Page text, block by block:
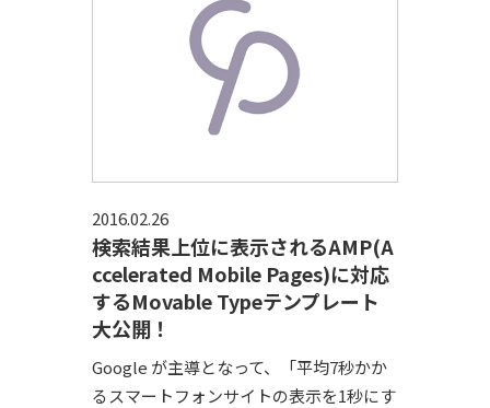
検索結果上位に表示されるAMP(A
ccelerated Mobile Pages)に対応
するMovable Typeテンプレート
大公開！
2016.02.26
Google が主導となって、「平均7秒かか
るスマートフォンサイトの表示を1秒にす